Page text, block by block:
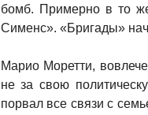
бомб. Примерно в то
Сименс». «Бригады»
Марио Моретти,
не за свою
порвал все связи с